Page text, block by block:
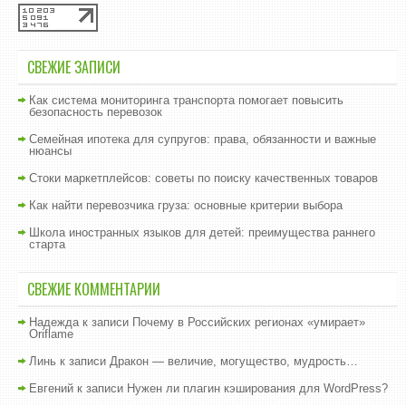
СВЕЖИЕ ЗАПИСИ
Как система мониторинга транспорта помогает повысить
безопасность перевозок
Семейная ипотека для супругов: права, обязанности и важные
нюансы
Стоки маркетплейсов: советы по поиску качественных товаров
Как найти перевозчика груза: основные критерии выбора
Школа иностранных языков для детей: преимущества раннего
старта
СВЕЖИЕ КОММЕНТАРИИ
Надеждак записи Почему в Российских регионах «умирает»
Oriflame
Линь к записи Дракон — величие, могущество, мудрость…
Евгений к записи Нужен ли плагин кэширования для WordPress?